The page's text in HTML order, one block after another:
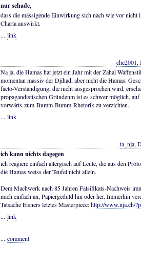
nur schade,
dass die mässigende Einwirkung sich nach wie vor nicht
Charta auswirkt.
... link
che2001,
Na ja, die Hamas hat jetzt ein Jahr mit der Zahal
momentan massiv der Djihad, aber nicht die Hamas.
facto-Verständigung, die nicht ausgesprochen wird,
propagandistischen Gründenm ist es schwer möglich,
vorwärts-zum-Bumm-Bumm-Rhetorik zu verzichten.
... link
ta_nja,
ich kann nichts dagegen
ich reagiere einfach allergisch auf Leute, die aus den
die Hamas weiss der Teufel nicht allein.
Dem Machwerk nach 85 Jahren Falsifikats-Nachweis
mich einfach an, Papiergeduld hin oder her. Immerhin
Tatsache Eisners letztes Masterpiece:http://www.nja.ch/
... link
... comment